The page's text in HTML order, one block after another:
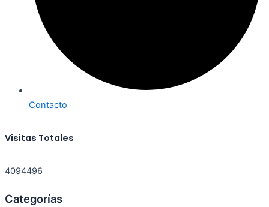
Contacto
Visitas Totales
4094496
Categorías